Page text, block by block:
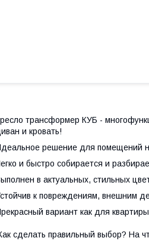
трансформер КУБ -
и кровать!
решение для помещений
и быстро собирается и
в актуальных, стильных
к повреждениям, внешним
вариант как для
сделать правильный выбор? На